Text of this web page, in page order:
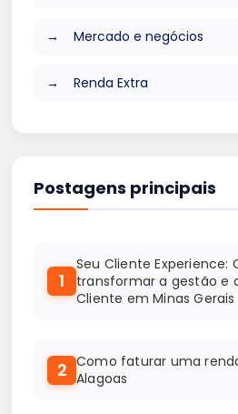
Mercado e negócios
Renda Extra
Postagens principais
1
Seu Cliente Experience:
transformar a gestão e
Cliente em Minas Gerais
2 Como faturar uma
Alagoas